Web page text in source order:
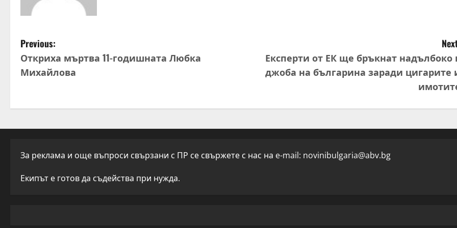
P
o
t
n
a
v
Previous:
Откриха мъртва 11-годишната Любка
Михайлова
Експерти от ЕК ще бръкнат надълбоко
джоба на българина заради цигарите
За реклама и още въпроси свързани с ПР се свържете с нас на e-mail: novinibulgaria@abv.bg
Екипът е готов да съдейства при нужда.